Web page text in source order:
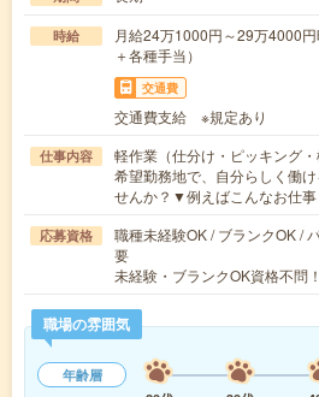
時給
月給24万1000円～29万4000
＋各種手当）
交通費
交通費支給 ※規定あり
仕事内容
軽作業（仕分け・ピッキング・
希望勤務地で、自分らしく働
せんか？▼例えばこんなお仕
応募資格
職種未経験OK / ブランクOK /
要
未経験・ブランクOK資格不問
職場の雰囲気
年齢層